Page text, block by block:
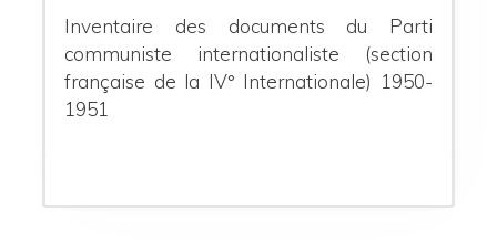
Inventaire des documents du Parti
communiste internationaliste (section
française de la IV° Internationale) 1950-
1951